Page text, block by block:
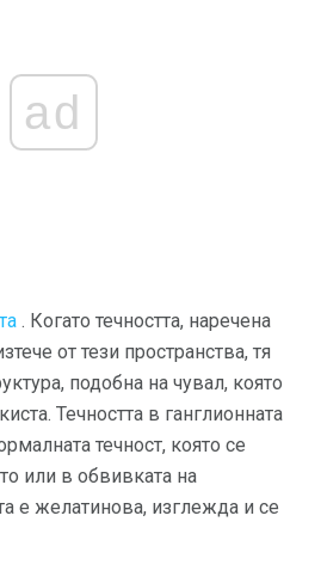
ad
. Когато течността, наречена
от тези пространства, тя
подобна на чувал, която
Течността в ганглионната
течност, която се
или в обвивката на
е желатинова, изглежда и се